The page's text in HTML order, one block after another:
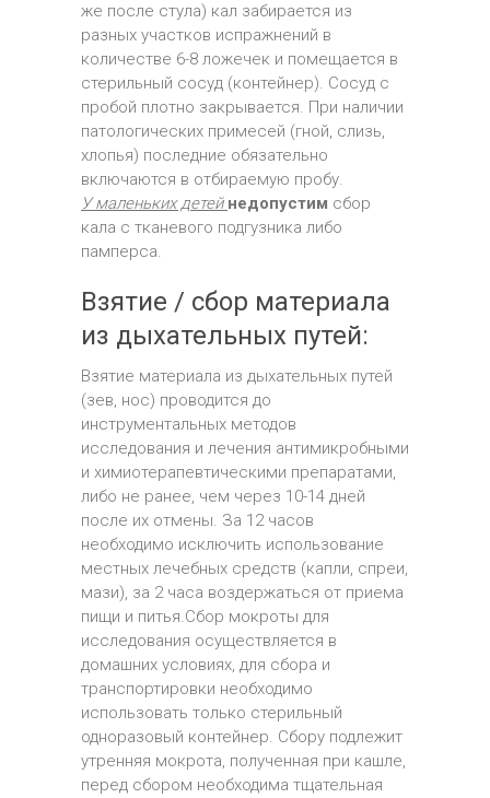
же после стула) кал забирается из
разных участков испражнений в
количестве 6-8 ложечек и помещается в
стерильный сосуд (контейнер). Сосуд с
пробой плотно закрывается. При наличии
патологических примесей (гной, слизь,
хлопья) последние обязательно
включаются в отбираемую пробу.
У маленьких детей недопустим сбор
кала с тканевого подгузника либо
памперса.
Взятие / сбор материала
из дыхательных путей:
Взятие материала из дыхательных путей
(зев, нос) проводится до
инструментальных методов
исследования и лечения антимикробными
и химиотерапевтическими препаратами,
либо не ранее, чем через 10-14 дней
после их отмены. За 12 часов
необходимо исключить использование
местных лечебных средств (капли, спреи,
мази), за 2 часа воздержаться от приема
пищи и питья.Сбор мокроты для
исследования осуществляется в
домашних условиях, для сбора и
транспортировки необходимо
использовать только стерильный
одноразовый контейнер. Сбору подлежит
утренняя мокрота, полученная при кашле,
перед сбором необходима тщательная